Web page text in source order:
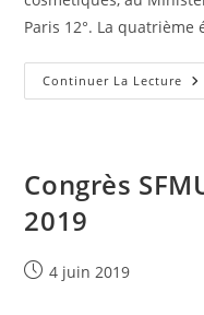
Paris 12°. La quatrième
Continuer La Lecture
Congrès
2019
Publication
4 juin 2019